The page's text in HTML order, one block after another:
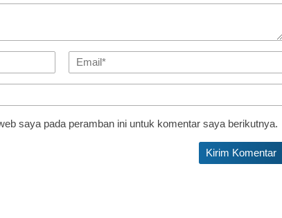
saya pada peramban ini untuk komentar saya berikutnya.